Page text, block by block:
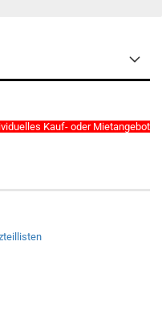
Kauf- oder Mietangebot